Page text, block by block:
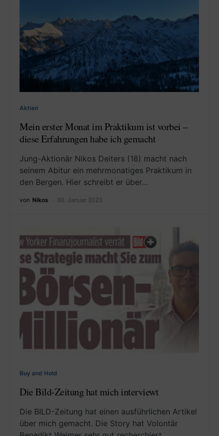
Aktien
Mein erster Monat im Praktikum ist vorbei –
diese Erfahrungen habe ich gemacht
Jung-Aktionär Nikos Deiters (18) macht nach
seinem Abitur ein mehrmonatiges Praktikum in
den Bergen. Hier schreibt er über…
von Nikos 30. Januar 2023
Buy and Hold
Die Bild-Zeitung hat mich interviewt
Die BILD-Zeitung hat einen ausführlichen Artikel
über mich gemacht. Die Story hat Volontär